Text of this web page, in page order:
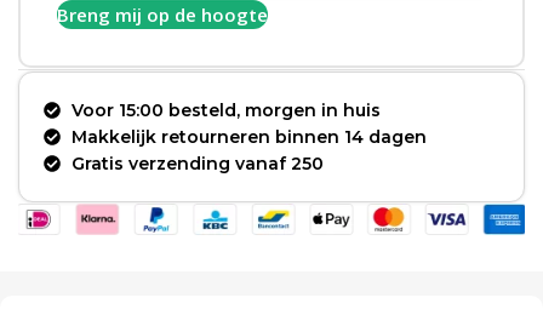
Breng mij op de hoogte
Voor 15:00 besteld, morgen in huis
Makkelijk retourneren binnen 14 dagen
Gratis verzending vanaf 250